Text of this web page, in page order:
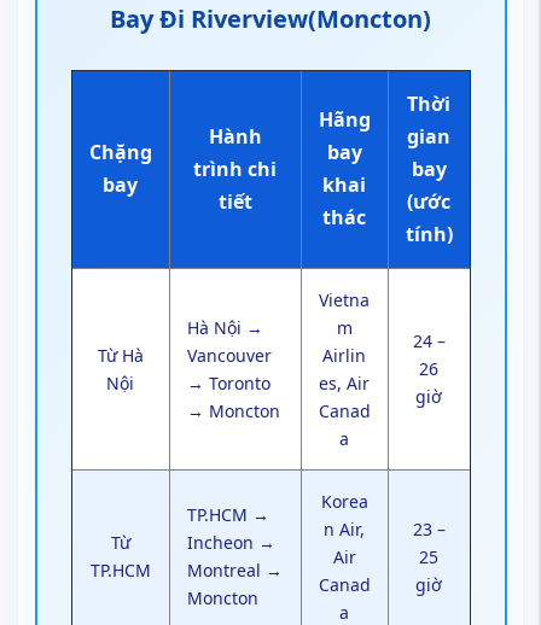
Bay Đi Riverview(Moncton)
Chặng
bay
Hành
trình chi
tiết
Hãng
bay
khai
thác
Thời
gian
bay
(ước
tính)
Từ Hà
Nội
Hà Nội →
Vancouver
→ Toronto
→ Moncton
Vietna
m
Airlin
es, Air
Canad
a
24 –
26
giờ
Từ
TP.HCM
TP.HCM →
Incheon →
Montreal →
Moncton
Korea
n Air,
Air
Canad
a
23 –
25
giờ